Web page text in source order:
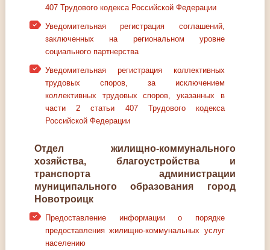
407 Трудового кодекса Российской Федерации
Уведомительная регистрация соглашений,
заключенных на региональном уровне
социального партнерства
Уведомительная регистрация коллективных
трудовых споров, за исключением
коллективных трудовых споров, указанных в
части 2 статьи 407 Трудового кодекса
Российской Федерации
Отдел жилищно-коммунального
хозяйства, благоустройства и
транспорта администрации
муниципального образования город
Новотроицк
Предоставление информации о порядке
предоставления жилищно-коммунальных услуг
населению